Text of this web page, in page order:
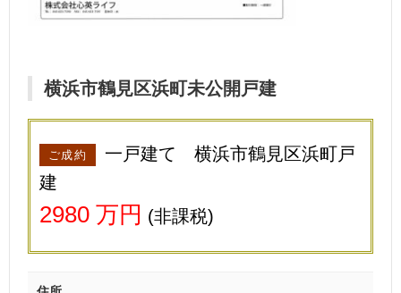
横浜市鶴見区浜町未公開戸建
ご成約 一戸建て
横浜市鶴見区浜町戸
建
2980 万円 (非課税)